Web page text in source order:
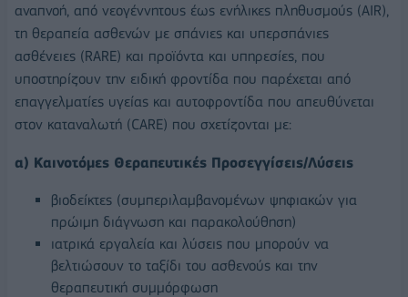
αναπνοή, από νεογέννητους έως ενήλικες πληθυσμούς (AIR),
τη θεραπεία ασθενών με σπάνιες και υπερσπάνιες
ασθένειες (RARE) και προϊόντα και υπηρεσίες, που
υποστηρίζουν την ειδική φροντίδα που παρέχεται από
επαγγελματίες υγείας και αυτοφροντίδα που απευθύνεται
στον καταναλωτή (CARE) που σχετίζονται με:
α) Καινοτόμες Θεραπευτικές Προσεγγίσεις/Λύσεις
βιοδείκτες (συμπεριλαμβανομένων ψηφιακών για
πρώιμη διάγνωση και παρακολούθηση)
ιατρικά εργαλεία και λύσεις που μπορούν να
βελτιώσουν το ταξίδι του ασθενούς και την
θεραπευτική συμμόρφωση